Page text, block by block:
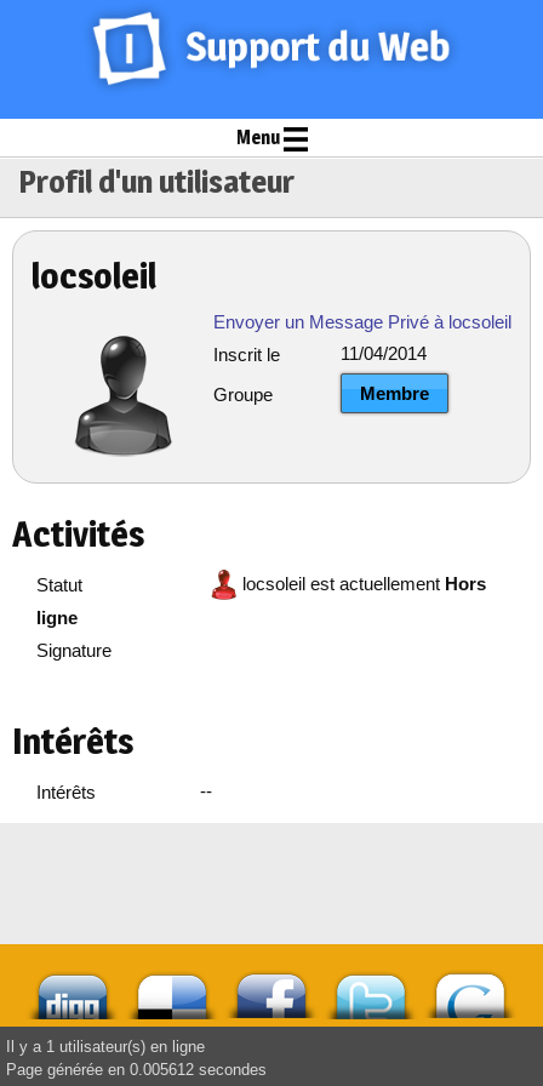
Menu
Profil d'un utilisateur
locsoleil
Envoyer un Message Privé à locsoleil
Inscrit le
11/04/2014
Groupe Membre
Activités
Statut locsoleil est actuellement Hors
ligne
Signature
Intérêts
Intérêts --
Il y a 1 utilisateur(s) en ligne
Page générée en 0.005612 secondes